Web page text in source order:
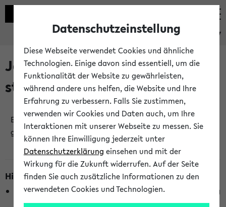
eKVV
Jetzt und in Kürze
stattfindende Veranstaltungen
Es wurden keine jetzt stattfindenden Veranstaltungen
gefunden!
Hinweise zur Liste
Die Anzeige ist semesterübergreifend und nicht abhängig
vom im eKVV gewählten Semester.
Datenschutzeinstellung
Diese Webseite verwendet Cookies und ähnliche
Technologien. Einige davon sind essentiell, um die
Funktionalität der Website zu gewährleisten,
während andere uns helfen, die Website und Ihre
Erfahrung zu verbessern. Falls Sie zustimmen,
verwenden wir Cookies und Daten auch, um Ihre
Interaktionen mit unserer Webseite zu messen. Sie
können Ihre Einwilligung jederzeit unter
Datenschutzerklärung einsehen und mit der
Wirkung für die Zukunft widerrufen. Auf der Seite
finden Sie auch zusätzliche Informationen zu den
verwendeten Cookies und Technologien.